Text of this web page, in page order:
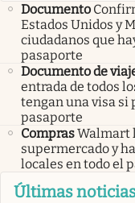
Documento
Estados Unidos y
ciudadanos que
pasaporte
Documento de
entrada de todos
tengan una visa si
pasaporte
ComprasWalmart
supermercado y
locales en todo el
Últimas